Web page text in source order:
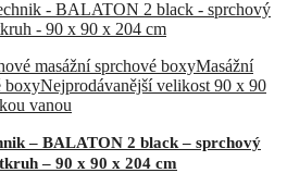
masážní sprchové boxyMasážní
boxyNejprodávanější velikost 90 x 90
vanou
– BALATON 2 black – sprchový
– 90 x 90 x 204 cm